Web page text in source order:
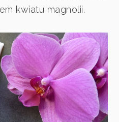
kwiatu magnolii.